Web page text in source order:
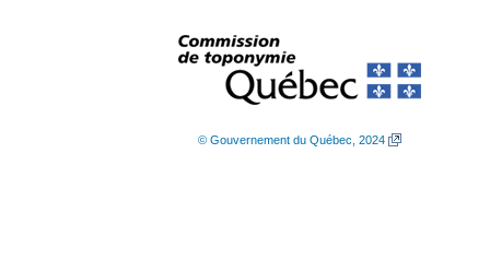
© Gouvernement du Québec, 2024